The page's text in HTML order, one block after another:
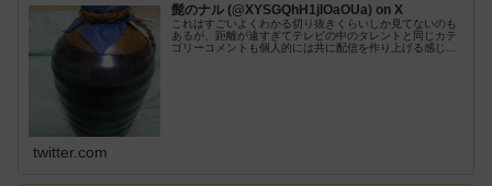
髭のナル (@XYSGQhH1jlOaOUa) on X
これはすごいよくわかる切り抜きくらいしか見てないのも
あるが、距離が遠すぎてテレビの中のタレントと同じカテ
ゴリーコメントも個人的には共に配信を作り上げる感じが
twitter.com